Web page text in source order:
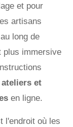
et pour
artisans
long de
plus immersive
et
en ligne.
l'endroit où les